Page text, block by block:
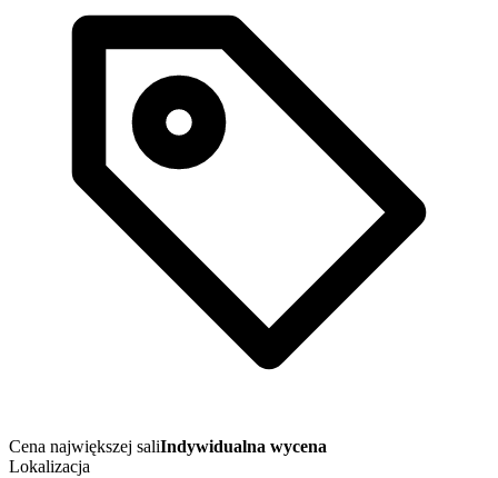
Cena największej saliIndywidualna wycena
Lokalizacja